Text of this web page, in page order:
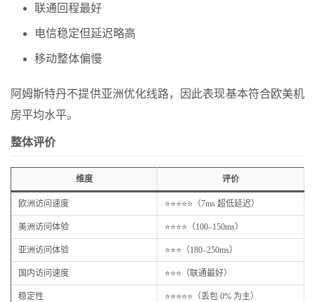
联通回程最好
电信稳定但延迟略高
移动整体偏慢
阿姆斯特丹不提供亚洲优化线路，因此表现基本符合欧美机
房平均水平。
整体评价
维度 评价
欧洲访问速度 ⭐⭐⭐⭐⭐（7ms 超低延迟）
美洲访问体验 ⭐⭐⭐⭐（100–150ms）
亚洲访问体验 ⭐⭐⭐（180–250ms）
国内访问速度 ⭐⭐⭐（联通最好）
稳定性 ⭐⭐⭐⭐⭐（丢包 0% 为主）